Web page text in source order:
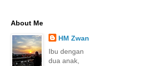
About Me
HM Zwan
Ibu dengan
dua anak,